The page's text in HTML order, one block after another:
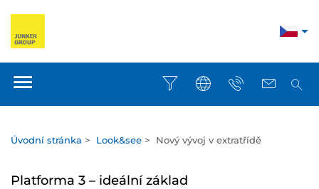
Úvodní stránka > Look&see > Nový vývoj v extratřídě
Platforma 3 – ideální základ